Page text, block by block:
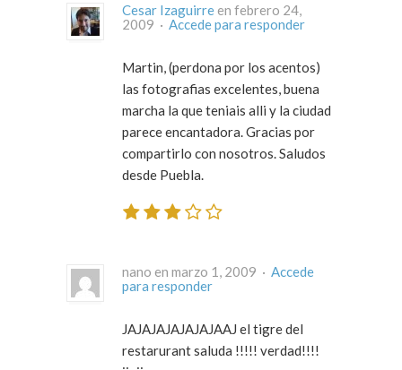
Cesar Izaguirre en febrero 24,
2009 · Accede para responder
Martin, (perdona por los acentos)
las fotografias excelentes, buena
marcha la que teniais alli y la ciudad
parece encantadora. Gracias por
compartirlo con nosotros. Saludos
desde Puebla.
nano en marzo 1, 2009 · Accede
para responder
JAJAJAJAJAJAJAAJ el tigre del
restarurant saluda !!!!! verdad!!!!